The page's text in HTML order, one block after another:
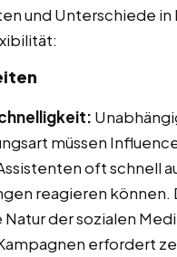
und Unterschiede in
müssen
oft schnell
reagieren können.
der sozialen
erfordert